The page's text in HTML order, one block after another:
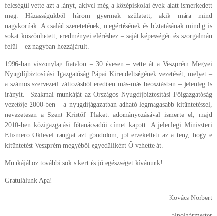
feleségül vette azt a lányt, akivel még a középiskolai évek alatt ismerkedett
meg. Házasságukból három gyermek született, akik mára mind
nagykorúak. A család szeretetének, megértésének és bíztatásának mindig is
sokat köszönhetett, eredményei eléréshez – saját képességén és szorgalmán
felül – ez nagyban hozzájárult.
1996-ban viszonylag fiatalon – 30 évesen – vette át a Veszprém Megyei
Nyugdíjbiztosítási Igazgatóság Pápai Kirendeltségének vezetését, melyet –
a számos szervezeti változásból eredően más-más beosztásban – jelenleg is
irányít.
Szakmai munkáját az Országos Nyugdíjbiztosítási Főigazgatóság
vezetője 2000-ben – a nyugdíjágazatban adható legmagasabb kitüntetéssel,
nevezetesen a Szent Kristóf Plakett adományozásával ismerte el, majd
2010-ben közigazgatási főtanácsadói címet kapott. A jelenlegi Miniszteri
Elismerő Oklevél rangját azt gondolom, jól érzékelteti az a tény, hogy e
kitüntetést Veszprém megyéből egyedüliként Ő vehette át.
Munkájához további sok sikert és jó egészséget kívánunk!
Gratulálunk Apa!
Kovács Norbert